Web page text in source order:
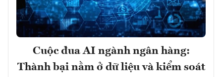
Cuộc đua AI ngành ngân hàng:
Thành bại nằm ở dữ liệu và kiểm soát